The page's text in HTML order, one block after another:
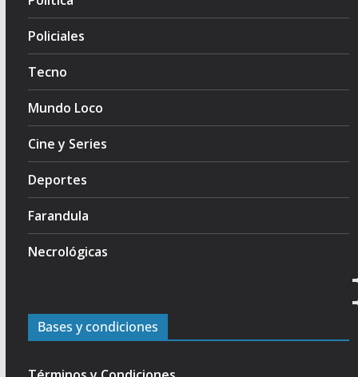
Policiales
Tecno
Mundo Loco
Cine y Series
Deportes
Farandula
Necrológicas
Bases y condiciones